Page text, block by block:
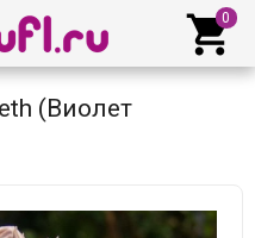

(Виолет